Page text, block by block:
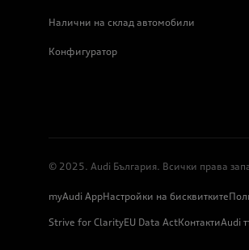
Налични на склад автомобили
Конфигуратор
© 2025. Audi България. Всички права
myAudi AppНастройки на бисквитките
Strive for ClarityEU Data ActКонтактиAudi